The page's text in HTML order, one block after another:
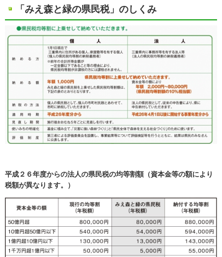
「みえ森と緑の県民税」のしくみ
平成２６年度からの法人の県民税の均等割額（資本金等の額により
税額が異なります。）